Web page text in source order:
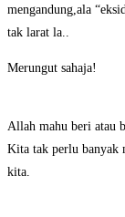
mengandung,ala
tak larat la..
Merungut sahaja!
Allah mahu beri atau
Kita tak perlu banyak
kita.